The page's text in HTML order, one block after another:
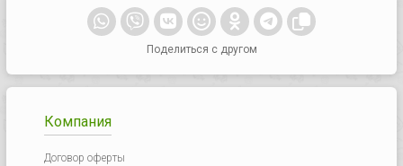
Поделиться с другом
Компания
Договор оферты